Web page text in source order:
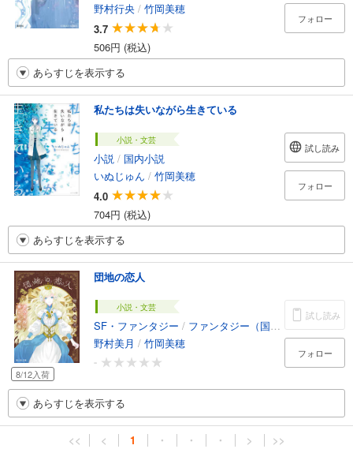
野村行央 / 竹岡美穂
3.7
506円 (税込)
フォロー
あらすじを表示する
私たちは失いながら生きている
小説・文芸
小説 / 国内小説
いぬじゅん / 竹岡美穂
4.0
704円 (税込)
試し読み
フォロー
あらすじを表示する
8/12入荷
団地の恋人
小説・文芸
SF・ファンタジー / ファンタジー（国内）
野村美月 / 竹岡美穂
-
試し読み
フォロー
あらすじを表示する
<< < 1 ・ ・ ・ > >>